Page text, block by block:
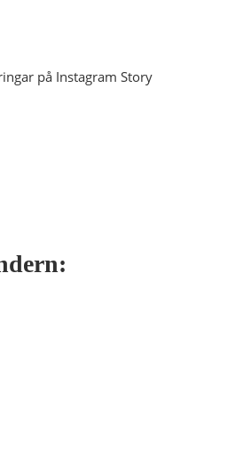
på Instagram Story